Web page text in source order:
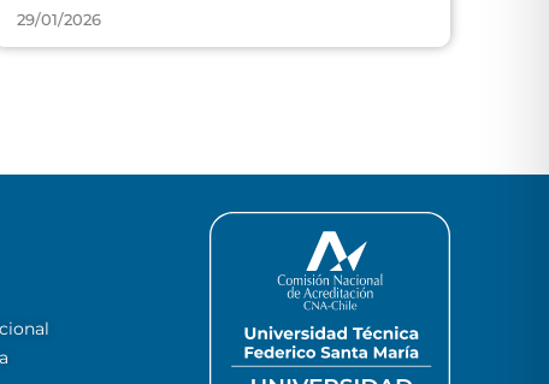
29/01/2026